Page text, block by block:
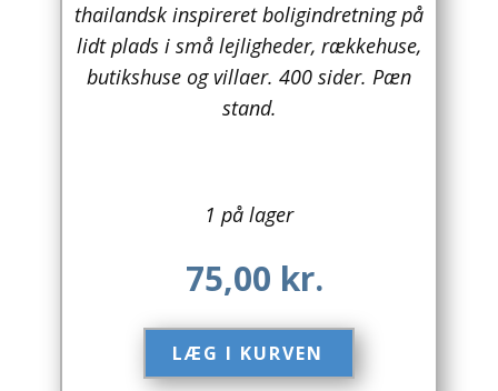
Asien
Australien
Bryggerier
Computer / IT
Design
thailandsk inspireret boligindretning på
lidt plads i små lejligheder, rækkehuse,
butikshuse og villaer. 400 sider. Pæn
stand.
1 på lager
75,00 kr.
LÆG I KURVEN​